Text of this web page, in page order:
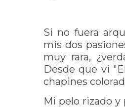
Si no fuera
mis dos
muy rara,
Desde que vi
chapines
Mi pelo rizado y